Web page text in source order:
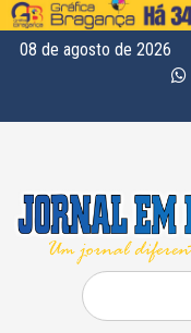
08 de agosto de 2026
Pesquisar
por: